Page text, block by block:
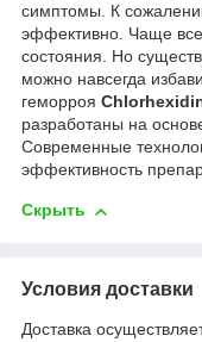
симптомы. К
эффективно. Чаще
состояния. Но
можно навсегда
геморроя
разработаны на
Современные
эффективность
Скрыть
Условия доставки
Доставка